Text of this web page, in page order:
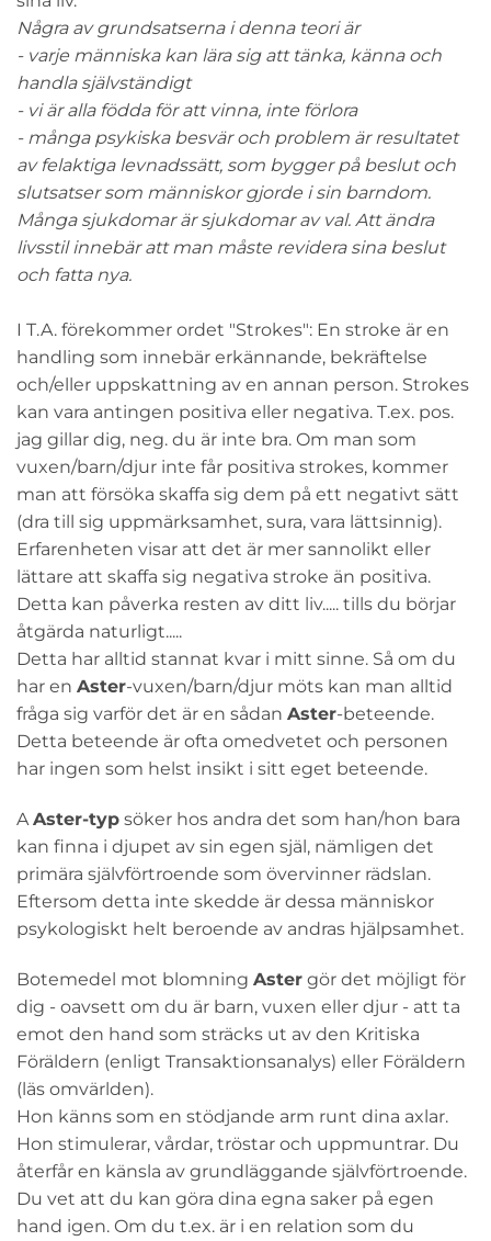
Några av grundsatserna i denna teori är
- varje människa kan lära sig att tänka, känna och
handla självständigt
- vi är alla födda för att vinna, inte förlora
- många psykiska besvär och problem är resultatet
av felaktiga levnadssätt, som bygger på beslut och
slutsatser som människor gjorde i sin barndom.
Många sjukdomar är sjukdomar av val. Att ändra
livsstil innebär att man måste revidera sina beslut
och fatta nya.
I T.A. förekommer ordet "Strokes": En stroke är en
handling som innebär erkännande, bekräftelse
och/eller uppskattning av en annan person. Strokes
kan vara antingen positiva eller negativa. T.ex. pos.
jag gillar dig, neg. du är inte bra. Om man som
vuxen/barn/djur inte får positiva strokes, kommer
man att försöka skaffa sig dem på ett negativt sätt
(dra till sig uppmärksamhet, sura, vara lättsinnig).
Erfarenheten visar att det är mer sannolikt eller
lättare att skaffa sig negativa stroke än positiva.
Detta kan påverka resten av ditt liv..... tills du börjar
åtgärda naturligt.....
Detta har alltid stannat kvar i mitt sinne. Så om du
har en Aster-vuxen/barn/djur möts kan man alltid
fråga sig varför det är en sådan Aster-beteende.
Detta beteende är ofta omedvetet och personen
har ingen som helst insikt i sitt eget beteende.
AAster-typ söker hos andra det som han/hon bara
kan finna i djupet av sin egen själ, nämligen det
primära självförtroende som övervinner rädslan.
Eftersom detta inte skedde är dessa människor
psykologiskt helt beroende av andras hjälpsamhet.
Botemedel mot blomning Aster gör det möjligt för
dig - oavsett om du är barn, vuxen eller djur - att ta
emot den hand som sträcks ut av den Kritiska
Föräldern (enligt Transaktionsanalys) eller Föräldern
(läs omvärlden).
Hon känns som en stödjande arm runt dina axlar.
Hon stimulerar, vårdar, tröstar och uppmuntrar. Du
återfår en känsla av grundläggande självförtroende.
Du vet att du kan göra dina egna saker på egen
hand igen. Om du t.ex. är i en relation som du